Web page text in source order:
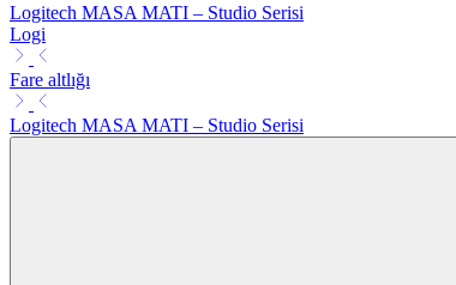
Logitech MASA MATI – Studio Serisi
Logi
Fare altlığı
Logitech MASA MATI – Studio Serisi